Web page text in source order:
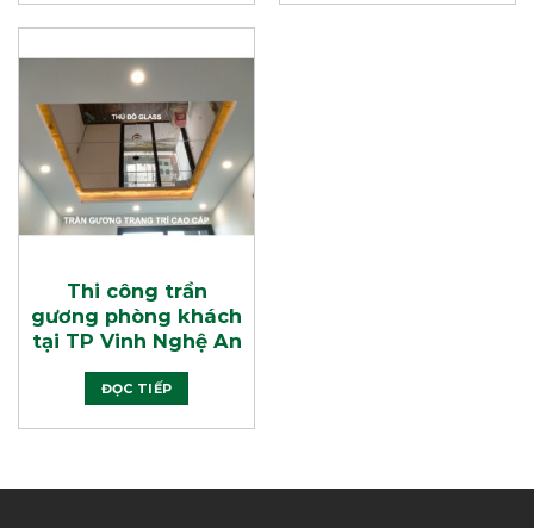
Thi công trần
gương phòng khách
tại TP Vinh Nghệ An
ĐỌC TIẾP